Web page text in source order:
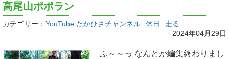
高尾山ポポラン
カテゴリー： YouTube たかひさチャンネル 休日
走る
2024年04月29日
ふ～～っ なんとか編集終わりまし